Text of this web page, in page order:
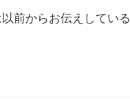
前からお伝えしている